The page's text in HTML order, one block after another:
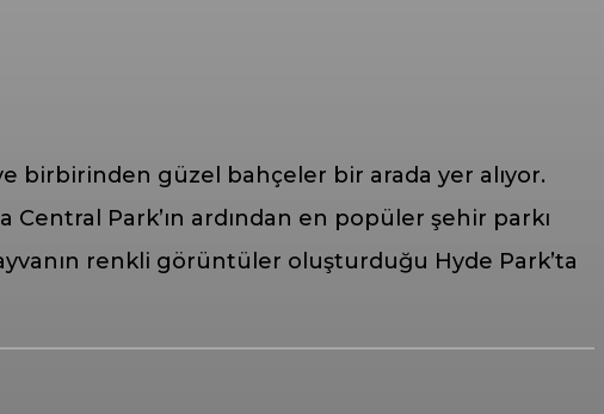
birbirinden güzel bahçeler bir arada yer alıyor.
Park’ın ardından en popüler şehir parkı
renkli görüntüler oluşturduğu Hyde Park’ta